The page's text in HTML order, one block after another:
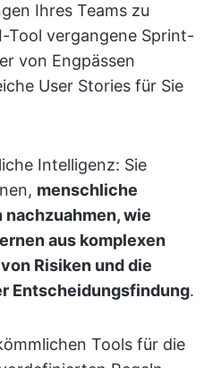
Ihres Teams zu
Tool vergangene Sprint-
von Engpässen
User Stories für Sie
Intelligenz: Sie
menschliche
wie
aus komplexen
Risiken und die
Entscheidungsfindung.
Tools für die